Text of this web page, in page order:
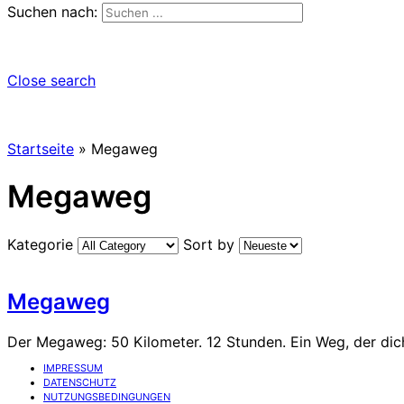
Suchen nach:
Close search
Startseite » Megaweg
Megaweg
Kategorie Sort by
Megaweg
Der Megaweg: 50 Kilometer. 12 Stunden. Ein Weg, der
IMPRESSUM
DATENSCHUTZ
NUTZUNGSBEDINGUNGEN